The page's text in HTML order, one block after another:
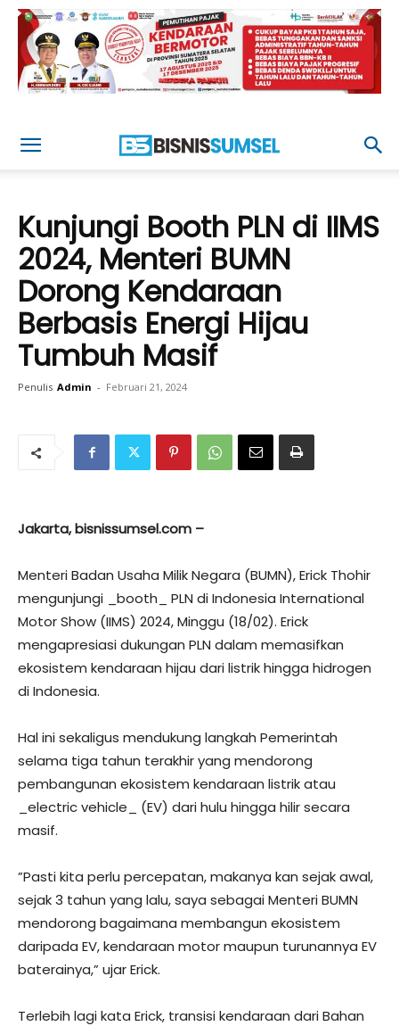
Kunjungi Booth PLN di IIMS
2024, Menteri BUMN
Dorong Kendaraan
Berbasis Energi Hijau
Tumbuh Masif
Penulis Admin - Februari 21, 2024
Jakarta, bisnissumsel.com –
Menteri Badan Usaha Milik Negara (BUMN), Erick Thohir
mengunjungi _booth_ PLN di Indonesia International
Motor Show (IIMS) 2024, Minggu (18/02). Erick
mengapresiasi dukungan PLN dalam memasifkan
ekosistem kendaraan hijau dari listrik hingga hidrogen
di Indonesia.
Hal ini sekaligus mendukung langkah Pemerintah
selama tiga tahun terakhir yang mendorong
pembangunan ekosistem kendaraan listrik atau
_electric vehicle_ (EV) dari hulu hingga hilir secara
masif.
”Pasti kita perlu percepatan, makanya kan sejak awal,
sejak 3 tahun yang lalu, saya sebagai Menteri BUMN
mendorong bagaimana membangun ekosistem
daripada EV, kendaraan motor maupun turunannya EV
baterainya,” ujar Erick.
Terlebih lagi kata Erick, transisi kendaraan dari Bahan